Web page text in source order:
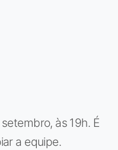
às 19h. É
a equipe.